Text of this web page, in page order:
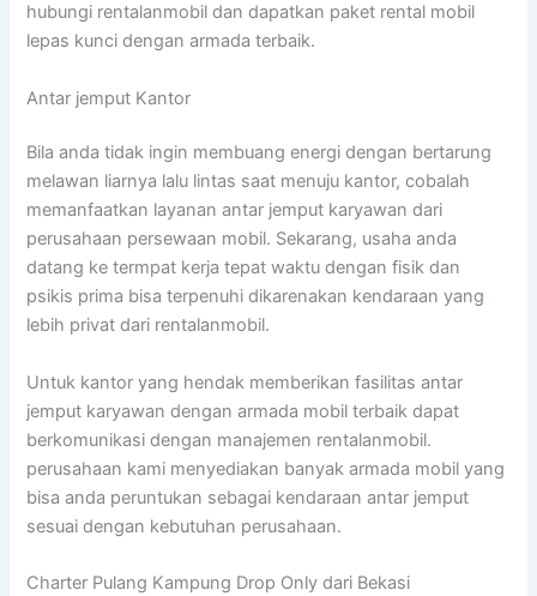
hubungi rentalanmobil dan dapatkan paket rental mobil
lepas kunci dengan armada terbaik.
Antar jemput Kantor
Bila anda tidak ingin membuang energi dengan bertarung
melawan liarnya lalu lintas saat menuju kantor, cobalah
memanfaatkan layanan antar jemput karyawan dari
perusahaan persewaan mobil. Sekarang, usaha anda
datang ke termpat kerja tepat waktu dengan fisik dan
psikis prima bisa terpenuhi dikarenakan kendaraan yang
lebih privat dari rentalanmobil.
Untuk kantor yang hendak memberikan fasilitas antar
jemput karyawan dengan armada mobil terbaik dapat
berkomunikasi dengan manajemen rentalanmobil.
perusahaan kami menyediakan banyak armada mobil yang
bisa anda peruntukan sebagai kendaraan antar jemput
sesuai dengan kebutuhan perusahaan.
Charter Pulang Kampung Drop Only dari Bekasi